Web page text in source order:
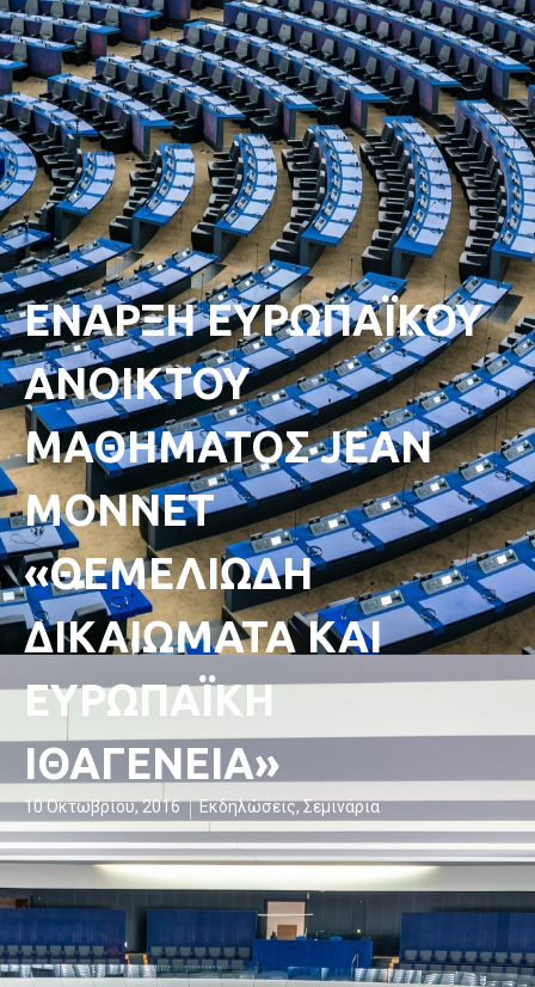
ΕΝΑΡΞΗ ΕΥΡΩΠΑΪΚΟΥ
ΑΝΟΙΚΤΟΥ
ΜΑΘΗΜΑΤΟΣ JEAN
MONNET
«ΘΕΜΕΛΙΩΔΗ
ΔΙΚΑΙΩΜΑΤΑ ΚΑΙ
ΕΥΡΩΠΑΪΚΗ
ΙΘΑΓΕΝΕΙΑ»
10 Οκτωβρίου, 2016 Εκδηλώσεις,Σεμινάρια